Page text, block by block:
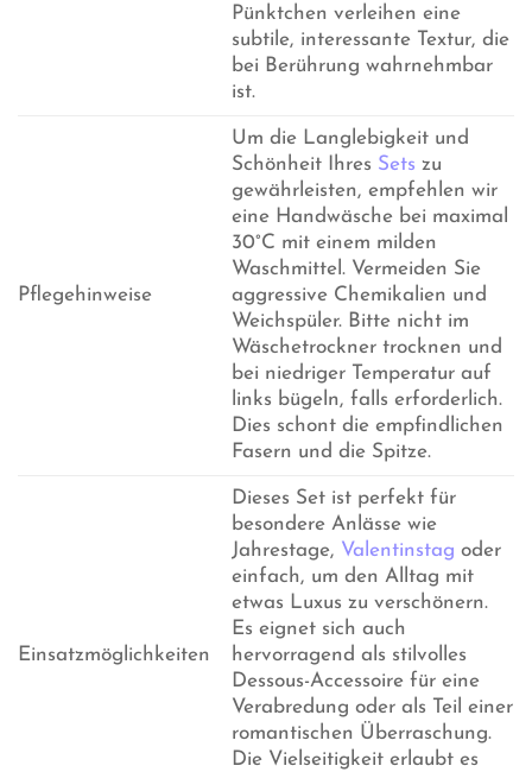
Pünktchen verleihen eine
subtile, interessante Textur, die
bei Berührung wahrnehmbar
ist.
Pflegehinweise
Um die Langlebigkeit und
Schönheit Ihres Sets zu
gewährleisten, empfehlen wir
eine Handwäsche bei maximal
30°C mit einem milden
Waschmittel. Vermeiden Sie
aggressive Chemikalien und
Weichspüler. Bitte nicht im
Wäschetrockner trocknen und
bei niedriger Temperatur auf
links bügeln, falls erforderlich.
Dies schont die empfindlichen
Fasern und die Spitze.
Einsatzmöglichkeiten
Dieses Set ist perfekt für
besondere Anlässe wie
Jahrestage, Valentinstag oder
einfach, um den Alltag mit
etwas Luxus zu verschönern.
Es eignet sich auch
hervorragend als stilvolles
Dessous-Accessoire für eine
Verabredung oder als Teil einer
romantischen Überraschung.
Die Vielseitigkeit erlaubt es